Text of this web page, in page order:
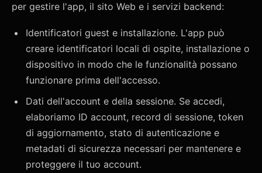
per gestire l'app, il sito Web e i servizi backend:
Identificatori guest e installazione. L'app può
creare identificatori locali di ospite, installazione o
dispositivo in modo che le funzionalità possano
funzionare prima dell'accesso.
Dati dell'account e della sessione. Se accedi,
elaboriamo ID account, record di sessione, token
di aggiornamento, stato di autenticazione e
metadati di sicurezza necessari per mantenere e
proteggere il tuo account.